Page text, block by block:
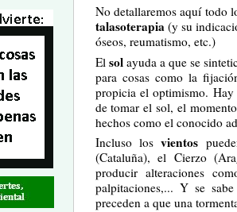
No detallaremos aquí todo
talasoterapia (y su
óseos, reumatismo, etc.)
El solayuda a que se
para cosas como la
propicia el optimismo. Hay
de tomar el sol, el
hechos como el conocido
Incluso losvientos
(Cataluña), el Cierzo
producir alteraciones
palpitaciones,... Y se
preceden a que una